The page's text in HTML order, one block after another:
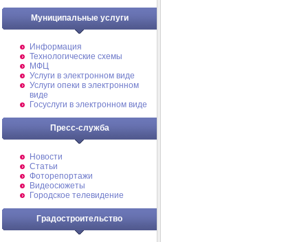
Муниципальные услуги
Информация
Технологические схемы
МФЦ
Услуги в электронном виде
Услуги опеки в электронном
виде
Госуслуги в электронном виде
Пресс-служба
Новости
Статьи
Фоторепортажи
Видеосюжеты
Городское телевидение
Градостроительство